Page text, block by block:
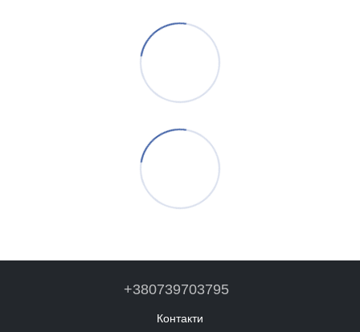
+380739703795
Контакти